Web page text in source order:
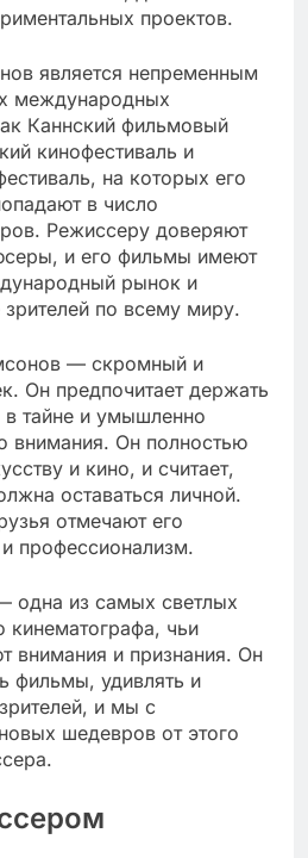
проектов.
является непременным
международных
Каннский фильмовый
кинофестиваль и
на которых его
в число
Режиссеру доверяют
и его фильмы имеют
рынок и
зрителей по всему миру.
— скромный и
Он предпочитает держать
тайне и умышленно
внимания. Он полностью
и кино, и считает,
оставаться личной.
отмечают его
профессионализм.
из самых светлых
кинематографа, чьи
внимания и признания. Он
фильмы, удивлять и
и мы с
шедевров от этого